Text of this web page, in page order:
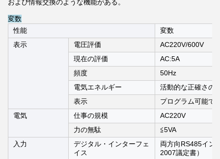
および情報交換のような機能がある。
変数
性能
変数
表示
電圧評価
AC220V/600V
現在の評価
AC:5A
頻度
50Hz
電気エネルギー
活動的な正確さの
表示
プログラム可能で
電気
仕事の規模
AC220V
力の無駄
≦5VA
入力
デジタル・インターフェ
イス
両方向RS485イン
2007議定書）